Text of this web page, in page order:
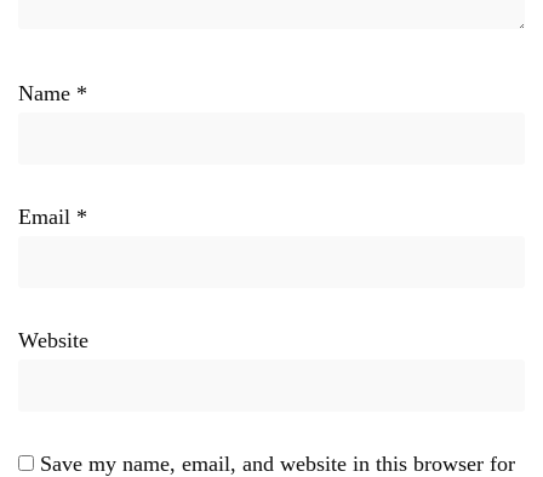
Name *
Email *
Website
Save my name, email, and website in this browser for